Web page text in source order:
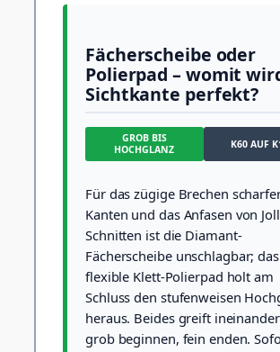
Fächerscheibe oder
Polierpad – womit
Sichtkante perfekt?
GROB BIS
HOCHGLANZ
K60 AUF
Für das zügige Brechen
Kanten und das Anfasen von
Schnitten ist die Diamant-
Fächerscheibe unschlagbar; das
flexible Klett-Polierpad holt am
Schluss den stufenweisen
heraus. Beides greift
grob beginnen, fein enden.